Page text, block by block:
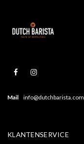
Mail info@dutchbarista.com
KLANTENSERVICE